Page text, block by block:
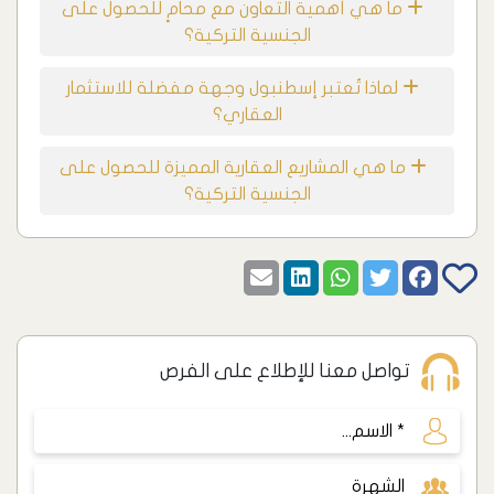
ما هي أهمية التعاون مع محامٍ للحصول على
الجنسية التركية؟
لماذا تُعتبر إسطنبول وجهة مفضلة للاستثمار
العقاري؟
ما هي المشاريع العقارية المميزة للحصول على
الجنسية التركية؟
تواصل معنا للإطلاع على الفرص